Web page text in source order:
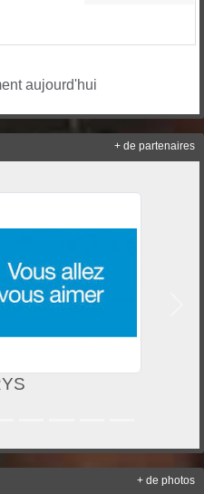
aujourd'hui
+ de partenaires
+ de photos